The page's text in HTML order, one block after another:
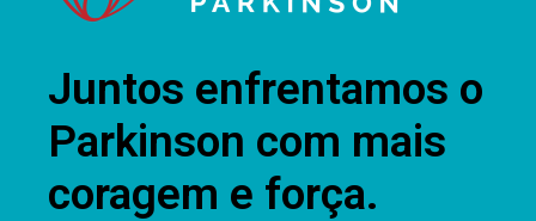
Juntos enfrentamos o
Parkinson com mais
coragem e força.